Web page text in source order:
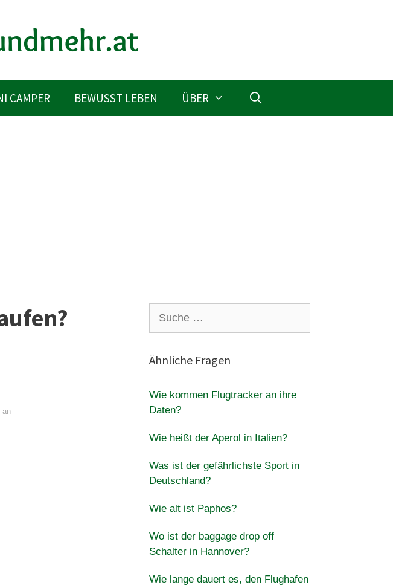
CAMPER BEWUSST LEBEN ÜBER
an
nach:
Ähnliche Fragen
Wie kommen Flugtracker an ihre
Daten?
Wie heißt der Aperol in Italien?
Was ist der gefährlichste Sport in
Deutschland?
Wie alt ist Paphos?
Wo ist der baggage drop off
Schalter in Hannover?
Wie lange dauert es, den Flughafen